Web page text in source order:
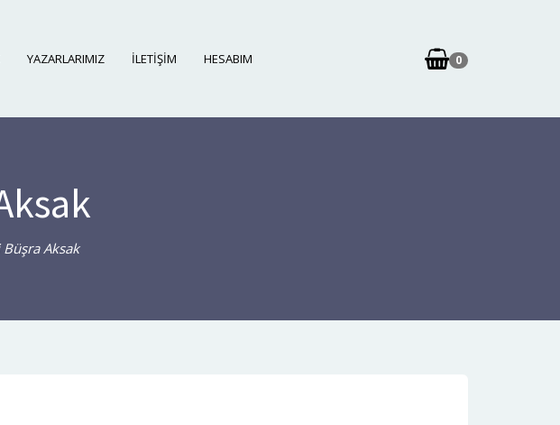
0
YAZARLARIMIZ İLETIŞIM HESABIM
Büşra Aksak